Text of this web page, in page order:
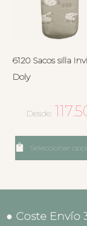
6120 Sacos silla
Doly
Desde:
Seleccionar
● Coste